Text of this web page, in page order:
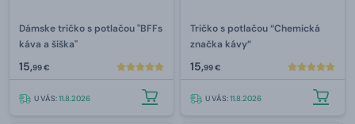
Dámske tričko s potlačou "BFFs
káva a šiška"
15,99 €
U VÁS:11.8.2026
Tričko s potlačou “Chemická
značka kávy”
15,99 €
U VÁS:11.8.2026